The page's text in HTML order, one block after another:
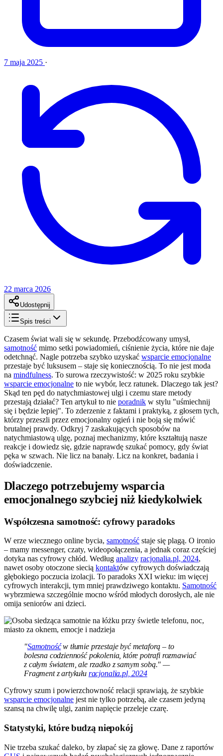
7 maja 2025 ·
22 marca 2026
Udostępnij
Spis treści
Czasem świat wali się w sekundę. Przebodźcowany umysł,
samotność mimo setki powiadomień, ciśnienie życia, które nie daje
odetchnąć. Nagle potrzeba szybko uzyskać wsparcie emocjonalne
przestaje być luksusem – staje się koniecznością. To nie jest moda
na mindfulness. To surowa rzeczywistość: w 2025 roku szybkie
wsparcie emocjonalne to nie wybór, lecz ratunek. Dlaczego tak jest?
Skąd ten pęd do natychmiastowej ulgi i czemu stare metody
przestają działać? Ten artykuł to nie poradnik w stylu "uśmiechnij
się i będzie lepiej". To zderzenie z faktami i praktyką, z głosem tych,
którzy przeszli przez emocjonalny ogień i nie boją się mówić
brutalnej prawdy. Odkryj 7 zaskakujących sposobów na
natychmiastową ulgę, poznaj mechanizmy, które kształtują nasze
reakcje i dowiedz się, gdzie naprawdę szukać pomocy, gdy świat
pęka w szwach. Nie licz na banały. Licz na konkret, badania i
doświadczenie.
Dlaczego potrzebujemy wsparcia
emocjonalnego szybciej niż kiedykolwiek
Współczesna samotność: cyfrowy paradoks
W erze wiecznego online bycia, samotność staje się plagą. O ironio
– mamy messenger, czaty, wideopołączenia, a jednak coraz częściej
dotyka nas cyfrowy chłód. Według analizy racjonalia.pl, 2024,
nawet osoby otoczone siecią kontaktów cyfrowych doświadczają
głębokiego poczucia izolacji. To paradoks XXI wieku: im więcej
cyfrowych interakcji, tym mniej prawdziwego kontaktu. Samotność
wybrzmiewa szczególnie mocno wśród młodych dorosłych, ale nie
omija seniorów ani dzieci.
"Samotnośćw tłumie przestaje być metaforą – to
bolesna codzienność pokolenia, które potrafi rozmawiać
z całym światem, ale rzadko z samym sobą." —
Fragment z artykułu racjonalia.pl, 2024
Cyfrowy szum i powierzchowność relacji sprawiają, że szybkie
wsparcie emocjonalne jest nie tylko potrzebą, ale czasem jedyną
szansą na chwilę ulgi, zanim napięcie przeleje czarę.
Statystyki, które budzą niepokój
Nie trzeba szukać daleko, by złapać się za głowę. Dane z raportów